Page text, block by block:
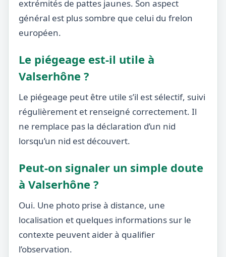
extrémités de pattes jaunes. Son aspect
général est plus sombre que celui du frelon
européen.
Le piégeage est-il utile à
Valserhône ?
Le piégeage peut être utile s’il est sélectif, suivi
régulièrement et renseigné correctement. Il
ne remplace pas la déclaration d’un nid
lorsqu’un nid est découvert.
Peut-on signaler un simple doute
à Valserhône ?
Oui. Une photo prise à distance, une
localisation et quelques informations sur le
contexte peuvent aider à qualifier
l’observation.